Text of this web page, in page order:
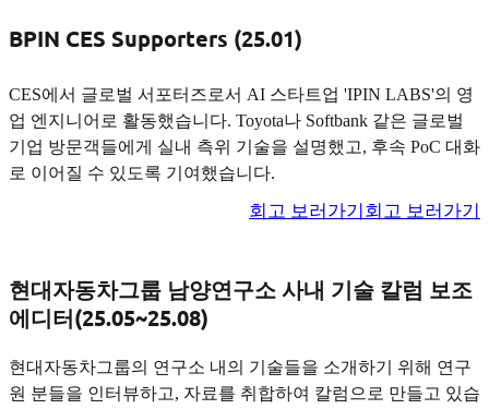
BPIN CES Supporters (25.01)
CES에서 글로벌 서포터즈로서 AI 스타트업 'IPIN LABS'의 영
업 엔지니어로 활동했습니다. Toyota나 Softbank 같은 글로벌
기업 방문객들에게 실내 측위 기술을 설명했고, 후속 PoC 대화
로 이어질 수 있도록 기여했습니다.
회고 보러가기 회고 보러가기
현대자동차그룹 남양연구소 사내 기술 칼럼 보조
에디터(25.05~25.08)
현대자동차그룹의 연구소 내의 기술들을 소개하기 위해 연구
원 분들을 인터뷰하고, 자료를 취합하여 칼럼으로 만들고 있습